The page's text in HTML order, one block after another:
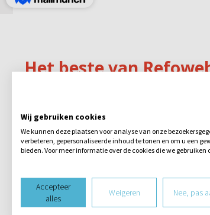
Wij gebruiken cookies
We kunnen deze plaatsen voor analyse van onze
verbeteren, gepersonaliseerde inhoud te tonen en om u een
bieden. Voor meer informatie over de cookies die we gebruiken
Accepteer
alles
Weigeren Nee, pas